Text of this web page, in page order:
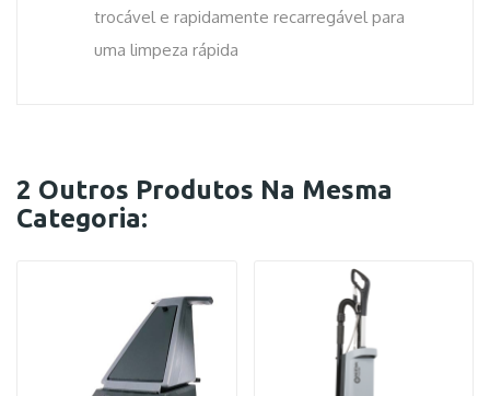
trocável e rapidamente recarregável para
uma limpeza rápida
2 Outros Produtos Na Mesma
Categoria: